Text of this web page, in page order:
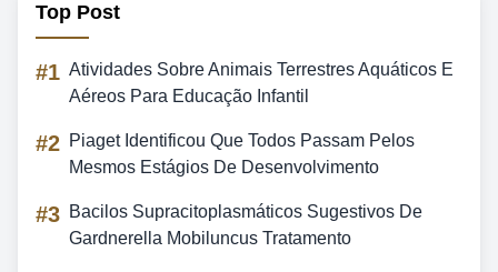
Top Post
#1 Atividades Sobre Animais Terrestres Aquáticos E
Aéreos Para Educação Infantil
#2 Piaget Identificou Que Todos Passam Pelos
Mesmos Estágios De Desenvolvimento
#3 Bacilos Supracitoplasmáticos Sugestivos De
Gardnerella Mobiluncus Tratamento